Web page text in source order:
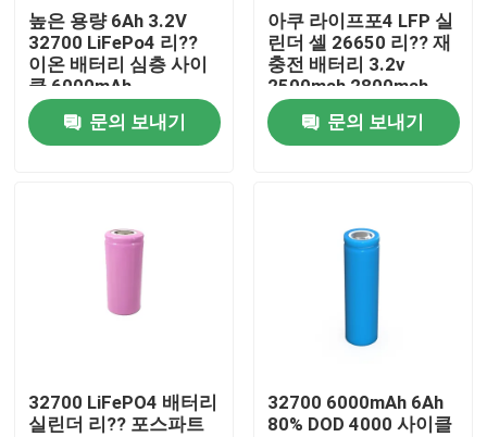
회사 소개
공장 투어
품질 관리
리튬 이온 라이프포4 전지
높은 용량 6Ah 3.2V
32700 LiFePo4 리??
이온 배터리 심층 사이
클 6000mAh
문의 보내기
아쿠 라이프포4 LFP 실
린더 셀 26650 리?? 재
충전 배터리 3.2v
2500mah 2800mah
3400mah
문의 보내기
32700 LiFePO4 배터리
실린더 리?? 포스파트
32700 6000mAh 6Ah
80% DOD 4000 사이클